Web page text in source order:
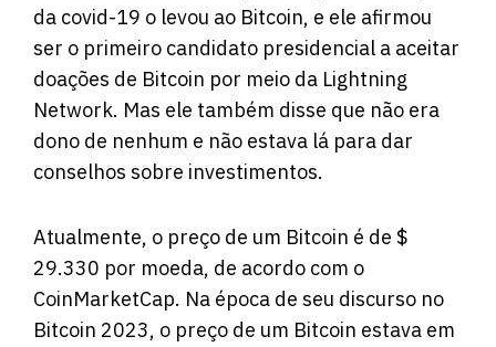
da covid-19 o levou ao Bitcoin, e ele afirmou
ser o primeiro candidato presidencial a aceitar
doações de Bitcoin por meio da Lightning
Network. Mas ele também disse que não era
dono de nenhum e não estava lá para dar
conselhos sobre investimentos.
Atualmente, o preço de um Bitcoin é de $
29.330 por moeda, de acordo com o
CoinMarketCap. Na época de seu discurso no
Bitcoin 2023, o preço de um Bitcoin estava em